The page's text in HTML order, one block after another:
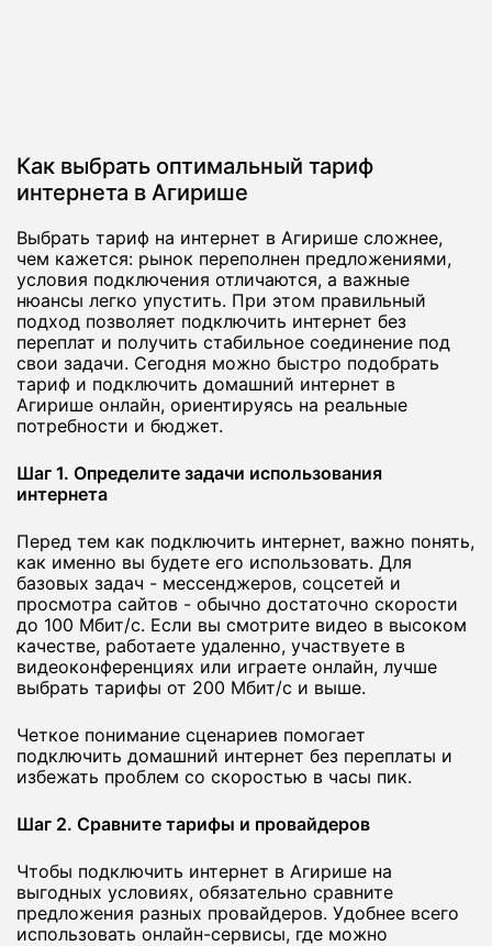
Как выбрать оптимальный тариф
интернета в Агирише
Выбрать тариф на интернет в Агирише сложнее,
чем кажется: рынок переполнен предложениями,
условия подключения отличаются, а важные
нюансы легко упустить. При этом правильный
подход позволяет подключить интернет без
переплат и получить стабильное соединение под
свои задачи. Сегодня можно быстро подобрать
тариф и подключить домашний интернет в
Агирише онлайн, ориентируясь на реальные
потребности и бюджет.
Шаг 1. Определите задачи использования
интернета
Перед тем как подключить интернет, важно понять,
как именно вы будете его использовать. Для
базовых задач - мессенджеров, соцсетей и
просмотра сайтов - обычно достаточно скорости
до 100 Мбит/с. Если вы смотрите видео в высоком
качестве, работаете удаленно, участвуете в
видеоконференциях или играете онлайн, лучше
выбрать тарифы от 200 Мбит/с и выше.
Четкое понимание сценариев помогает
подключить домашний интернет без переплаты и
избежать проблем со скоростью в часы пик.
Шаг 2. Сравните тарифы и провайдеров
Чтобы подключить интернет в Агирише на
выгодных условиях, обязательно сравните
предложения разных провайдеров. Удобнее всего
использовать онлайн-сервисы, где можно